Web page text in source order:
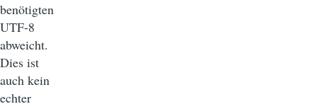
benötigten
UTF-8
abweicht.
Dies ist
auch kein
echter